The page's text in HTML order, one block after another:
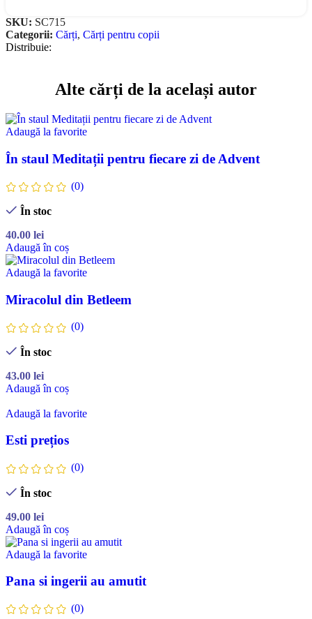
SKU: SC715
Categorii: Cărți, Cărți pentru copii
Distribuie:
Alte cărți de la același autor
Adaugă la favorite
În staul Meditații pentru fiecare zi de Advent
(0)
În stoc
40.00 lei
Adaugă în coș
Adaugă la favorite
Miracolul din Betleem
(0)
În stoc
43.00 lei
Adaugă în coș
Adaugă la favorite
Esti prețios
(0)
În stoc
49.00 lei
Adaugă în coș
Adaugă la favorite
Pana si ingerii au amutit
(0)